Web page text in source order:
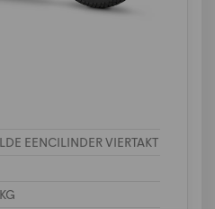
EENCILINDER VIERTAKT